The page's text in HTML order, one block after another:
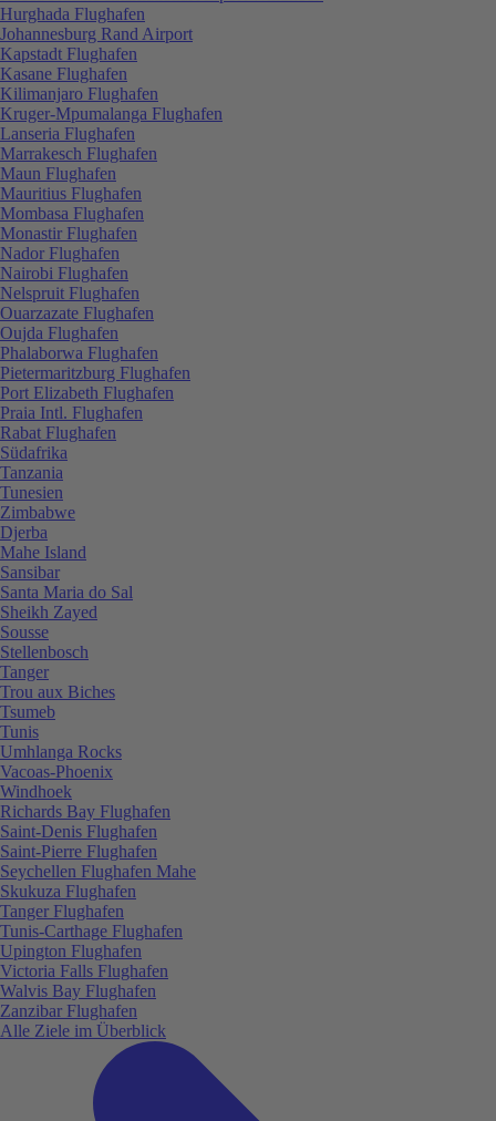
Hurghada Flughafen
Johannesburg Rand Airport
Kapstadt Flughafen
Kasane Flughafen
Kilimanjaro Flughafen
Kruger-Mpumalanga Flughafen
Lanseria Flughafen
Marrakesch Flughafen
Maun Flughafen
Mauritius Flughafen
Mombasa Flughafen
Monastir Flughafen
Nador Flughafen
Nairobi Flughafen
Nelspruit Flughafen
Ouarzazate Flughafen
Oujda Flughafen
Phalaborwa Flughafen
Pietermaritzburg Flughafen
Port Elizabeth Flughafen
Praia Intl. Flughafen
Rabat Flughafen
Südafrika
Tanzania
Tunesien
Zimbabwe
Djerba
Mahe Island
Sansibar
Santa Maria do Sal
Sheikh Zayed
Sousse
Stellenbosch
Tanger
Trou aux Biches
Tsumeb
Tunis
Umhlanga Rocks
Vacoas-Phoenix
Windhoek
Richards Bay Flughafen
Saint-Denis Flughafen
Saint-Pierre Flughafen
Seychellen Flughafen Mahe
Skukuza Flughafen
Tanger Flughafen
Tunis-Carthage Flughafen
Upington Flughafen
Victoria Falls Flughafen
Walvis Bay Flughafen
Zanzibar Flughafen
Alle Ziele im Überblick